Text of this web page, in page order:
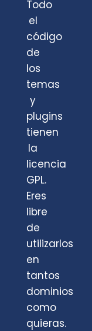
Todo
el
código
de
los
temas
y
plugins
tienen
la
licencia
GPL.
Eres
libre
de
utilizarlos
en
tantos
dominios
como
quieras.